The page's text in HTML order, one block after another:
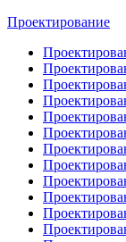
Проектирование